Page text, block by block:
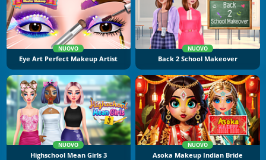
NUOVO
Eye Art Perfect Makeup Artist
NUOVO
Back 2 School Makeover
NUOVO
Highschool Mean Girls 3
NUOVO
Asoka Makeup Indian Bride